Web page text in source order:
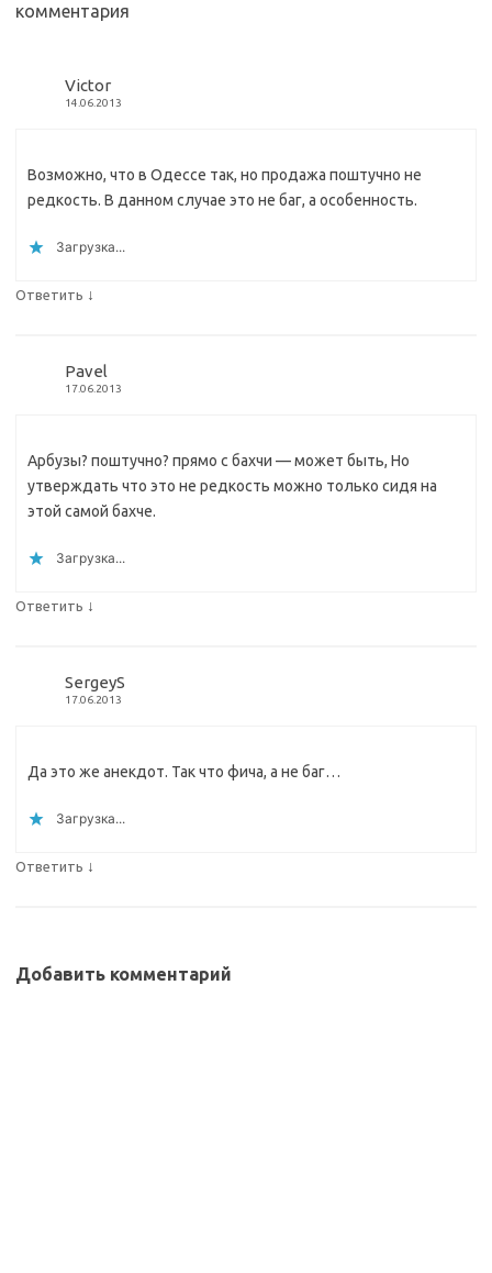
комментария
Victor
14.06.2013
Возможно, что в Одессе так, но продажа поштучно не
редкость. В данном случае это не баг, а особенность.
Загрузка...
Ответить ↓
Pavel
17.06.2013
Арбузы? поштучно? прямо с бахчи — может быть, Но
утверждать что это не редкость можно только сидя на
этой самой бахче.
Загрузка...
Ответить ↓
SergeyS
17.06.2013
Да это же анекдот. Так что фича, а не баг…
Загрузка...
Ответить ↓
Добавить комментарий